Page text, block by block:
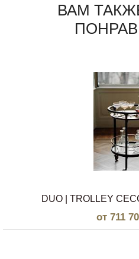
ВАМ
DUO | TROLLEY
от 711